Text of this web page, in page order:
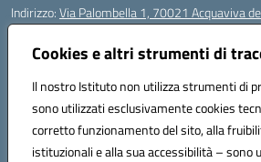
Cookies e altri strumenti di
Il nostro Istituto non utilizza strumenti di
sono utilizzati esclusivamente cookies
corretto funzionamento del sito, alla
istituzionali e alla sua accessibilità – sono
Indirizzo:Via Palombella 1, 70021 Acquaviva
Centralino:
Posta elettronica certificata (PEC):
Codice fiscale: 91121590722
Codice meccanografico:baic89400e
Codice Indice delle Pubbliche Amministrazioni
Codice unico di fatturazione (CUF): UFGHCG